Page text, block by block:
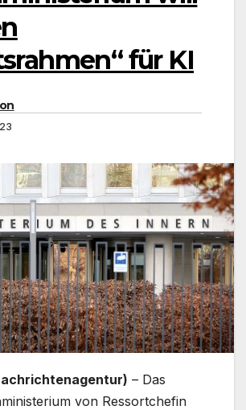
für KI
– Das
von Ressortchefin